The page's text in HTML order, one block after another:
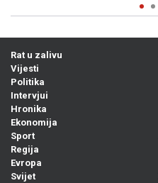
Rat u zalivu
Vijesti
Politika
Intervjui
Hronika
Ekonomija
Sport
Regija
Evropa
Svijet